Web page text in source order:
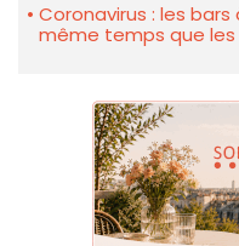
Coronavirus : les
même temps que